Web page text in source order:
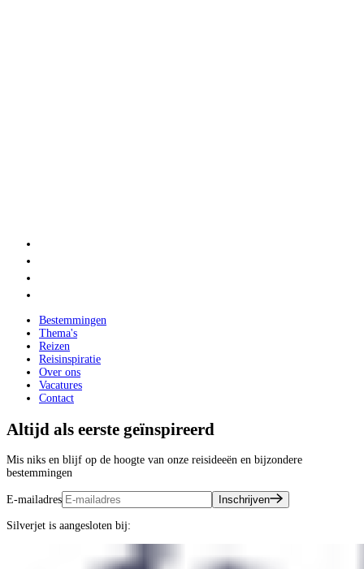
Bestemmingen
Thema's
Reizen
Reisinspiratie
Over ons
Vacatures
Contact
Altijd als eerste geïnspireerd
Mis niks en blijf op de hoogte van onze reisideeën en bijzondere
bestemmingen
E-mailadres Inschrijven
Silverjet is aangesloten bij: